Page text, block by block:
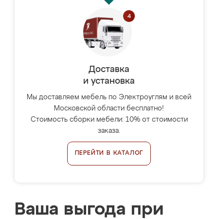
Доставка
и установка
Мы доставляем мебель по Электроуглям и всей
Московской области бесплатно!
Стоимость сборки мебели: 10% от стоимости
заказа.
ПЕРЕЙТИ В КАТАЛОГ
Ваша выгода при